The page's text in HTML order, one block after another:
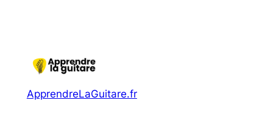
ApprendreLaGuitare.fr